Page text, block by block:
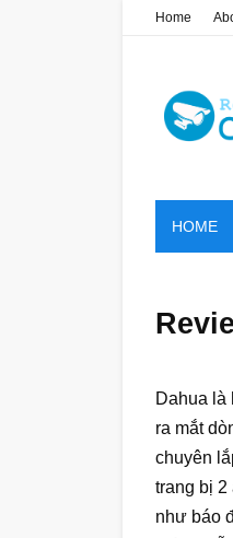
Home
HOME
Dahua là
ra mắt
chuyên
trang bị 2
như báo